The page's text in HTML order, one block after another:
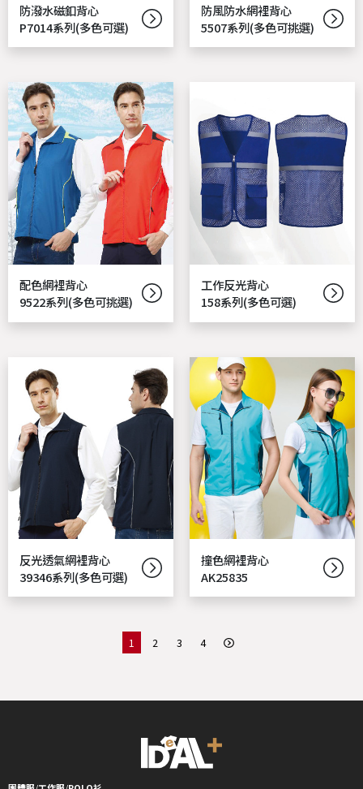
防潑水磁釦背心
P7014系列(多色可選)
防風防水網裡背心
5507系列(多色可挑選)
配色網裡背心
9522系列(多色可挑選)
工作反光背心
158系列(多色可選)
反光透氣網裡背心
39346系列(多色可選)
撞色網裡背心
AK25835
1 2 3 4